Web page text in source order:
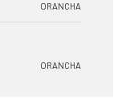
ORANCHA
ORANCHA